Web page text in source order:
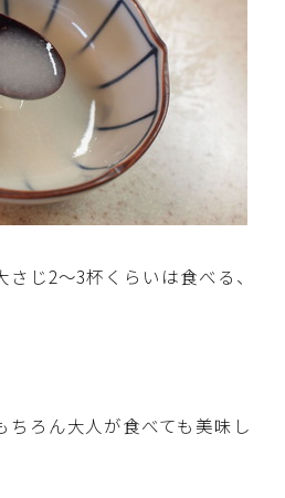
うめん・春雨など)
・・スパム・チーズ料理
豆・豆類・豆製品料理
し・ホタテ貝柱・コーン
じ2～3杯くらいは食べる、
ちろん大人が食べても美味し